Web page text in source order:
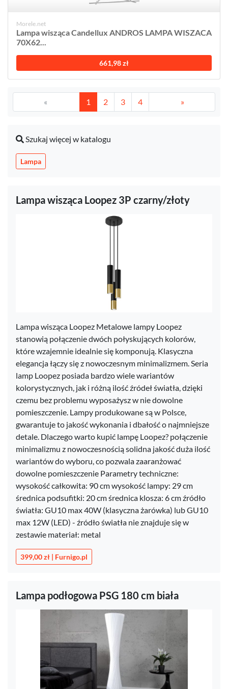
Morele.net
Lampa wisząca Candellux ANDROS LAMPA WISZACA
70X62...
661,98 zł
« 1 2 3 4 »
Szukaj więcej w katalogu
Lampa
Lampa wisząca Loopez 3P czarny/złoty
Lampa wisząca Loopez Metalowe lampy Loopez
stanowią połączenie dwóch połyskujących kolorów,
które wzajemnie idealnie się komponują. Klasyczna
elegancja łączy się z nowoczesnym minimalizmem. Seria
lamp Loopez posiada bardzo wiele wariantów
kolorystycznych, jak i różną ilość źródeł światła, dzięki
czemu bez problemu wyposażysz w nie dowolne
pomieszczenie. Lampy produkowane są w Polsce,
gwarantuje to jakość wykonania i dbałość o najmniejsze
detale. Dlaczego warto kupić lampę Loopez? połączenie
minimalizmu z nowoczesnością solidna jakość duża ilość
wariantów do wyboru, co pozwala zaaranżować
dowolne pomieszczenie Parametry techniczne:
wysokość całkowita: 90 cm wysokość lampy: 29 cm
średnica podsufitki: 20 cm średnica klosza: 6 cm źródło
światła: GU10 max 40W (klasyczna żarówka) lub GU10
max 12W (LED) - źródło światła nie znajduje się w
zestawie materiał: metal
399,00 zł | Furnigo.pl
Lampa podłogowa PSG 180 cm biała